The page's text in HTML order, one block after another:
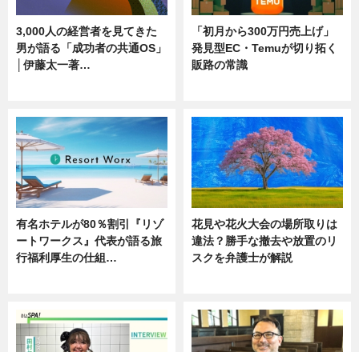
3,000人の経営者を見てきた
男が語る「成功者の共通OS」
│伊藤太一著…
「初月から300万円売上げ」
発見型EC・Temuが切り拓く
販路の常識
有名ホテルが80％割引『リゾ
ートワークス』代表が語る旅
行福利厚生の仕組…
花見や花火大会の場所取りは
違法？勝手な撤去や放置のリ
スクを弁護士が解説